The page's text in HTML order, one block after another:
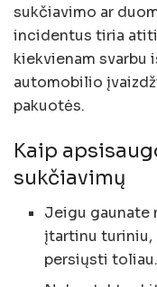
sukčiavimo ar
incidentus tiria
kiekvienam svarbu
automobilio
pakuotės.
Kaip
sukčiavimų
Jeigu gaunate
įtartinu turiniu,
persiųsti toliau.